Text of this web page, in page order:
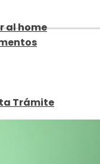
al home
Trámite